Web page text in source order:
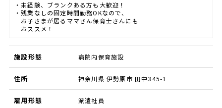
・未経験、ブランクある方も大歓迎！
・残業なしの固定時間勤務OKなので、
お子さまが居るママさん保育士さんにも
おススメ！
施設形態 病院内保育施設
住所 神奈川県 伊勢原市 田中345-1
雇用形態 派遣社員